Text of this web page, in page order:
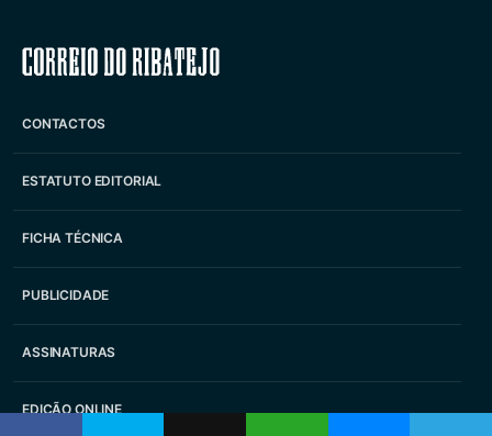
Correio do Ribatejo
CONTACTOS
ESTATUTO EDITORIAL
FICHA TÉCNICA
PUBLICIDADE
ASSINATURAS
EDIÇÃO ONLINE